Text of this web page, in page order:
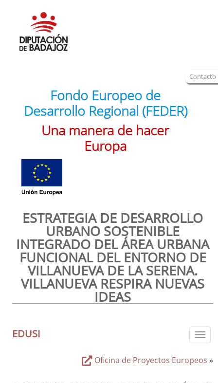
Fondo Europeo de
Desarrollo Regional (FEDER)
Una manera de hacer
Europa
ESTRATEGIA DE DESARROLLO
URBANO SOSTENIBLE
INTEGRADO DEL ÁREA URBANA
FUNCIONAL DEL ENTORNO DE
VILLANUEVA DE LA SERENA.
VILLANUEVA RESPIRA NUEVAS
IDEAS
EDUSI
Oficina de Proyectos Europeos »
Contacto